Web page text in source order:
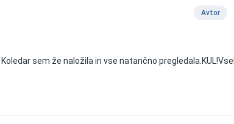
Avtor
sem že naložila in vse natančno